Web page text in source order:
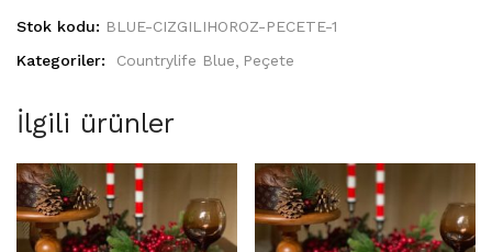
Stok kodu: BLUE-CIZGILIHOROZ-PECETE-1
Kategoriler:
Countrylife Blue Peçete
İlgili ürünler